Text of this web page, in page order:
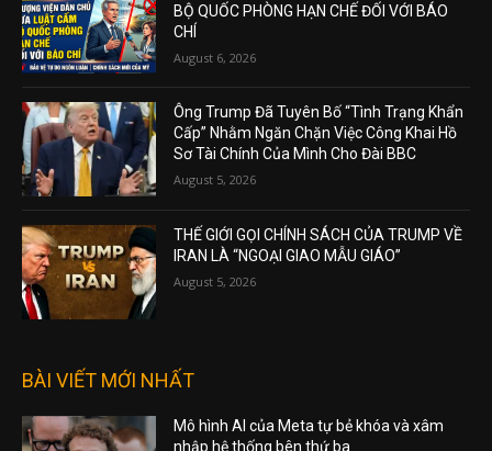
BỘ QUỐC PHÒNG HẠN CHẾ ĐỐI VỚI BÁO
CHÍ
August 6, 2026
Ông Trump Đã Tuyên Bố “Tình Trạng Khẩn
Cấp” Nhằm Ngăn Chặn Việc Công Khai Hồ
Sơ Tài Chính Của Mình Cho Đài BBC
August 5, 2026
THẾ GIỚI GỌI CHÍNH SÁCH CỦA TRUMP VỀ
IRAN LÀ “NGOẠI GIAO MẪU GIÁO”
August 5, 2026
BÀI VIẾT MỚI NHẤT
Mô hình AI của Meta tự bẻ khóa và xâm
nhập hệ thống bên thứ ba